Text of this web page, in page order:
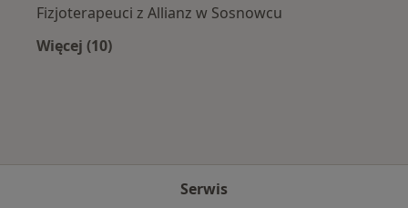
Fizjoterapeuci z Allianz w Sosnowcu
Więcej (10)
Serwis